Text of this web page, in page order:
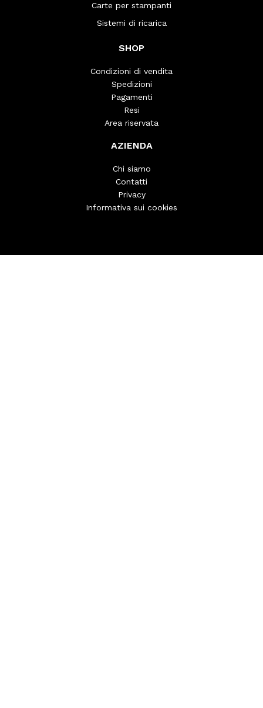
Carte per stampanti
Sistemi di ricarica
SHOP
Condizioni di vendita
Spedizioni
Pagamenti
Resi
Area riservata
AZIENDA
Chi siamo
Contatti
Privacy
Informativa sui cookies